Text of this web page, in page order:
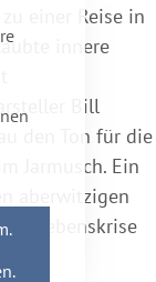
einer Reise in
innere
Bill
den Ton für die
Jarmusch. Ein
aberwitzigen
Lebenskrise